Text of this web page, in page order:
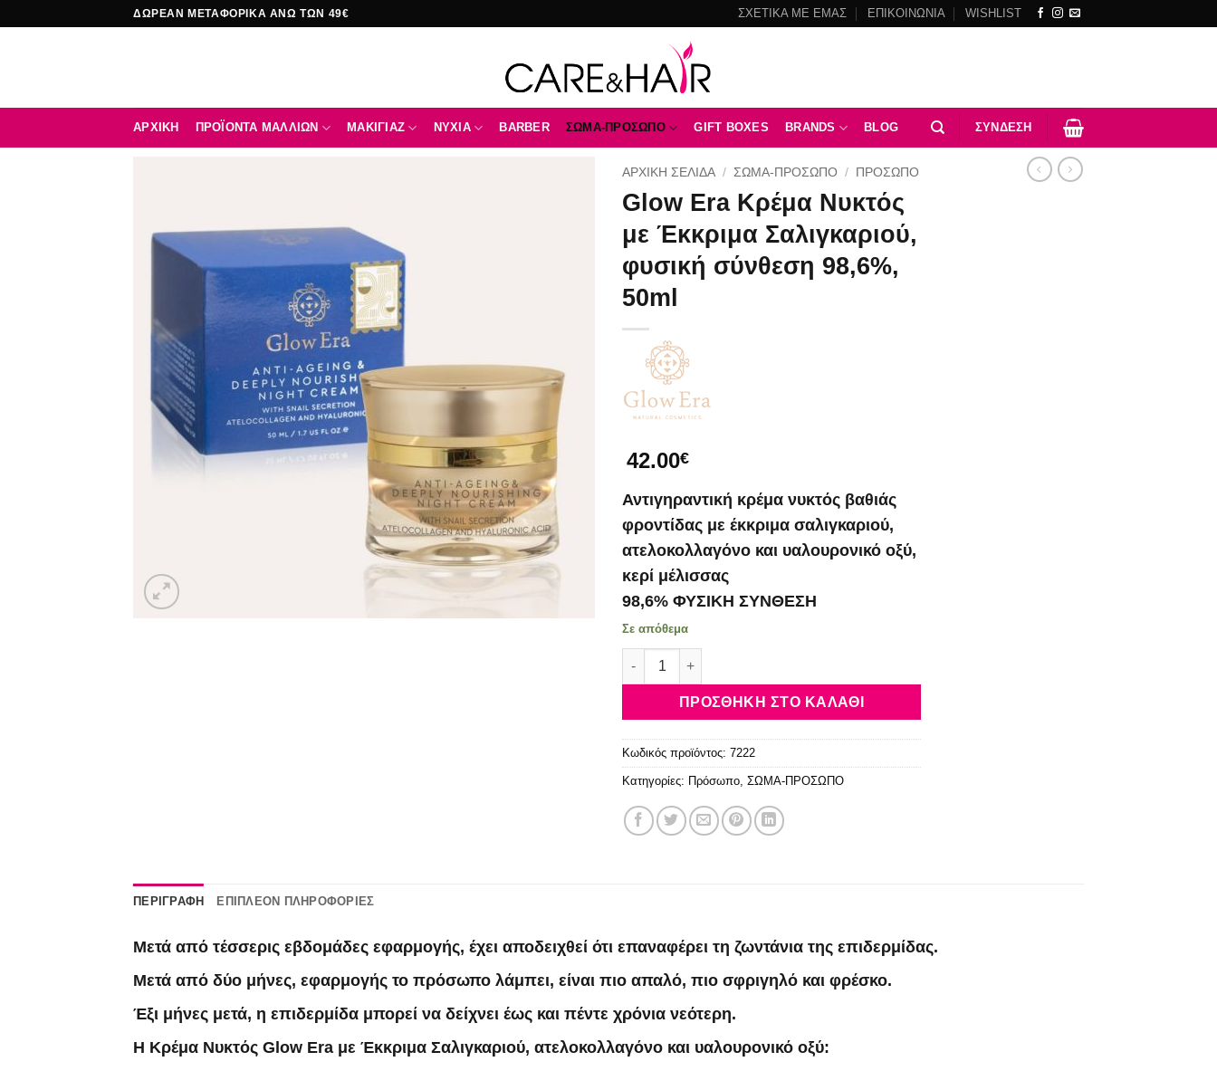
ΔΩΡΕΑΝ ΜΕΤΑΦΟΡΙΚΑ ΑΝΩ ΤΩΝ 49€ ΣΧΕΤΙΚΑ ΜΕ ΕΜΑΣ ΕΠΙΚΟΙΝΩΝΙΑ WISHLIST
ΑΡΧΙΚΉ ΠΡΟΪΟΝΤΑ ΜΑΛΛΙΩΝ ΜΑΚΙΓΙΑΖ NYXIA BARBER ΣΩΜΑ-ΠΡΟΣΩΠΟ GIFT BOXES BRANDS BLOG ΣΎΝΔΕΣΗ
ΑΡΧΙΚΉ ΣΕΛΊΔΑ / ΣΩΜΑ-ΠΡΟΣΩΠΟ / ΠΡΌΣΩΠΟ
Glow Era Κρέμα Νυκτός
με Έκκριμα Σαλιγκαριού,
φυσική σύνθεση 98,6%,
50ml
42.00€
Αντιγηραντική κρέμα νυκτός βαθιάς
φροντίδας με έκκριμα σαλιγκαριού,
ατελοκολλαγόνο και υαλουρονικό οξύ,
κερί μέλισσας
98,6% ΦΥΣΙΚΗ ΣΥΝΘΕΣΗ
Σε απόθεμα
Glow Era Κρέμα Νυκτός με Έκκριμα Σαλιγκαριού, φυσική σύνθεση 98,6%, 50ml ποσότητα
ΠΡΟΣΘΉΚΗ ΣΤΟ ΚΑΛΆΘΙ
Κωδικός προϊόντος: 7222
Κατηγορίες: Πρόσωπο ΣΩΜΑ-ΠΡΟΣΩΠΟ
ΠΕΡΙΓΡΑΦΉ ΕΠΙΠΛΈΟΝ ΠΛΗΡΟΦΟΡΊΕΣ
Μετά από τέσσερις εβδομάδες εφαρμογής, έχει αποδειχθεί ότι επαναφέρει τη ζωντάνια της επιδερμίδας.
Μετά από δύο μήνες, εφαρμογής το πρόσωπο λάμπει, είναι πιο απαλό, πιο σφριγηλό και φρέσκο.
Έξι μήνες μετά, η επιδερμίδα μπορεί να δείχνει έως και πέντε χρόνια νεότερη.
Η Κρέμα Νυκτός Glow Era με Έκκριμα Σαλιγκαριού, ατελοκολλαγόνο και υαλουρονικό οξύ: